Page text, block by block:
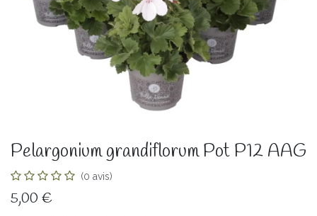
Pelargonium grandiflorum Pot P12 AAG
(0 avis)
5,00 €